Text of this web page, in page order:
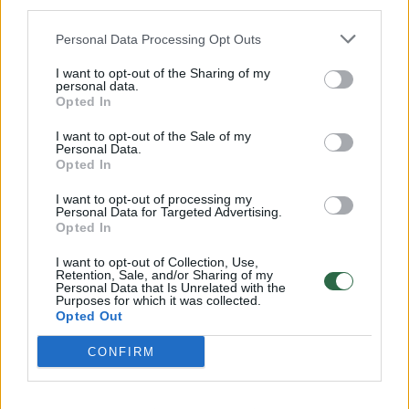
Personal Data Processing Opt Outs
I want to opt-out of the Sharing of my
personal data.
Opted In
I want to opt-out of the Sale of my
Personal Data.
Opted In
I want to opt-out of processing my
Personal Data for Targeted Advertising.
Opted In
I want to opt-out of Collection, Use,
Retention, Sale, and/or Sharing of my
Personal Data that Is Unrelated with the
Purposes for which it was collected.
Opted Out
CONFIRM
32 laipsnių šilumos
Žinios | Orai
V. Zalužno pasisakymą laiko bandymu įsitvirtinti
Ukrainos politikoje: jis yra neteisus
Laidos | Nauja diena
00:00:59
Nufilmavo, kaip patvino Vilniaus Vakarinis aplinkkelis:
Žinios | Lietuvos diena
Visi įrašai